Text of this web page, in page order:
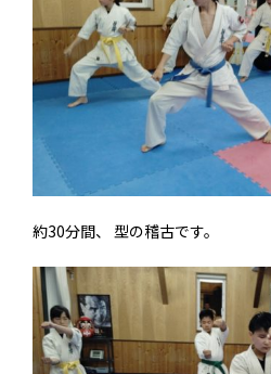
約30分間、 型の稽古です。